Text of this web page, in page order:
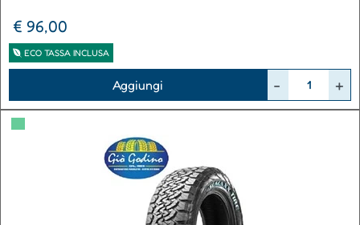
€ 96,00
ECO TASSA INCLUSA
Aggiungi
▀